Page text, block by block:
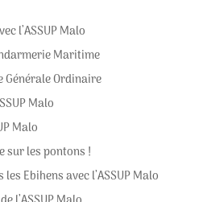
l’ASSUP Malo
Maritime
Générale Ordinaire
Malo
Malo
sur les pontons !
Ebihens avec l’ASSUP Malo